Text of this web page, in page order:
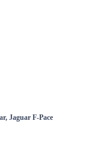
Jaguar F-Pace